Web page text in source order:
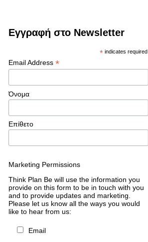
Εγγραφή στο Newsletter
* indicates required
Email Address *
Όνομα
Επίθετο
Marketing Permissions
Think Plan Be will use the information you
provide on this form to be in touch with you
and to provide updates and marketing.
Please let us know all the ways you would
like to hear from us:
Email